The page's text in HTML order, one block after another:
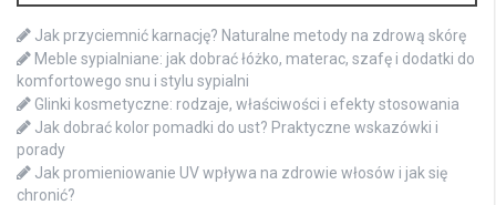
Jak przyciemnić karnację? Naturalne metody na zdrową skórę
Meble sypialniane: jak dobrać łóżko, materac, szafę i dodatki do
komfortowego snu i stylu sypialni
Glinki kosmetyczne: rodzaje, właściwości i efekty stosowania
Jak dobrać kolor pomadki do ust? Praktyczne wskazówki i
porady
Jak promieniowanie UV wpływa na zdrowie włosów i jak się
chronić?